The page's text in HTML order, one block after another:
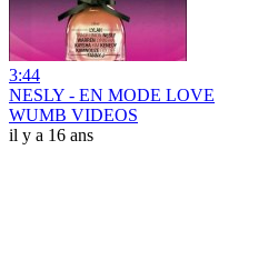
3:44
NESLY - EN MODE LOVE
WUMB VIDEOS
il y a 16 ans